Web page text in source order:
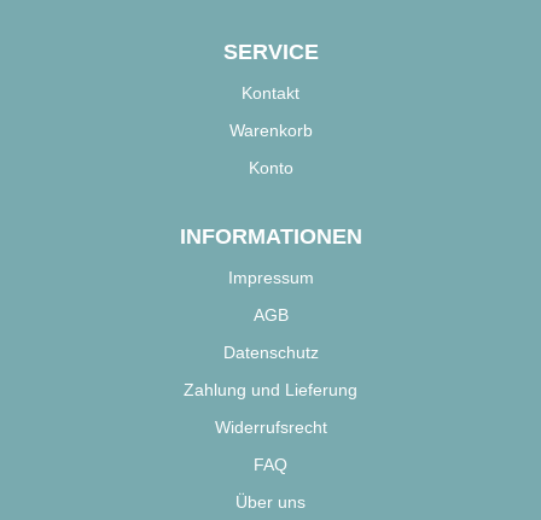
SERVICE
Kontakt
Warenkorb
Konto
INFORMATIONEN
Impressum
AGB
Datenschutz
Zahlung und Lieferung
Widerrufsrecht
FAQ
Über uns